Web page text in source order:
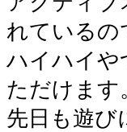
れているの
ハイハイや
ただけます
先日も遊び